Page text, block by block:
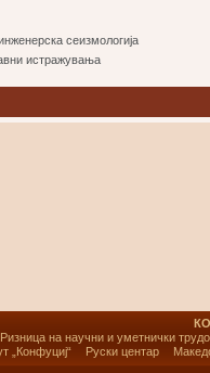
сеизмологија
истражувања
Ризница на научни и уметнички
„Конфуциј“
Руски центар